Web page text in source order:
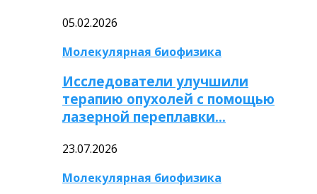
05.02.2026
Молекулярная биофизика
Исследователи улучшили
терапию опухолей с помощью
лазерной переплавки…
23.07.2026
Молекулярная биофизика